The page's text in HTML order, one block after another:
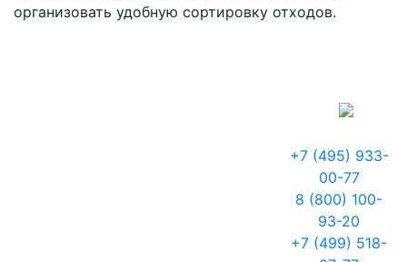
организовать удобную сортировку отходов.
+7 (495) 933-
00-77
8 (800) 100-
93-20
+7 (499) 518-